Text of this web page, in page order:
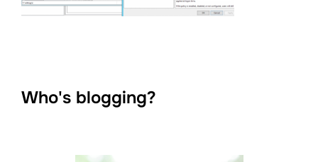
Who's blogging?